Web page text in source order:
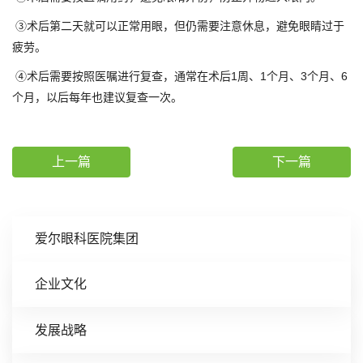
爱尔眼科医院集团
企业文化
发展战略
③术后第二天就可以正常用眼，但仍需要注意休息，避免眼睛过于
疲劳。
④术后需要按照医嘱进行复查，通常在术后1周、1个月、3个月、6
个月，以后每年也建议复查一次。
上一篇 下一篇